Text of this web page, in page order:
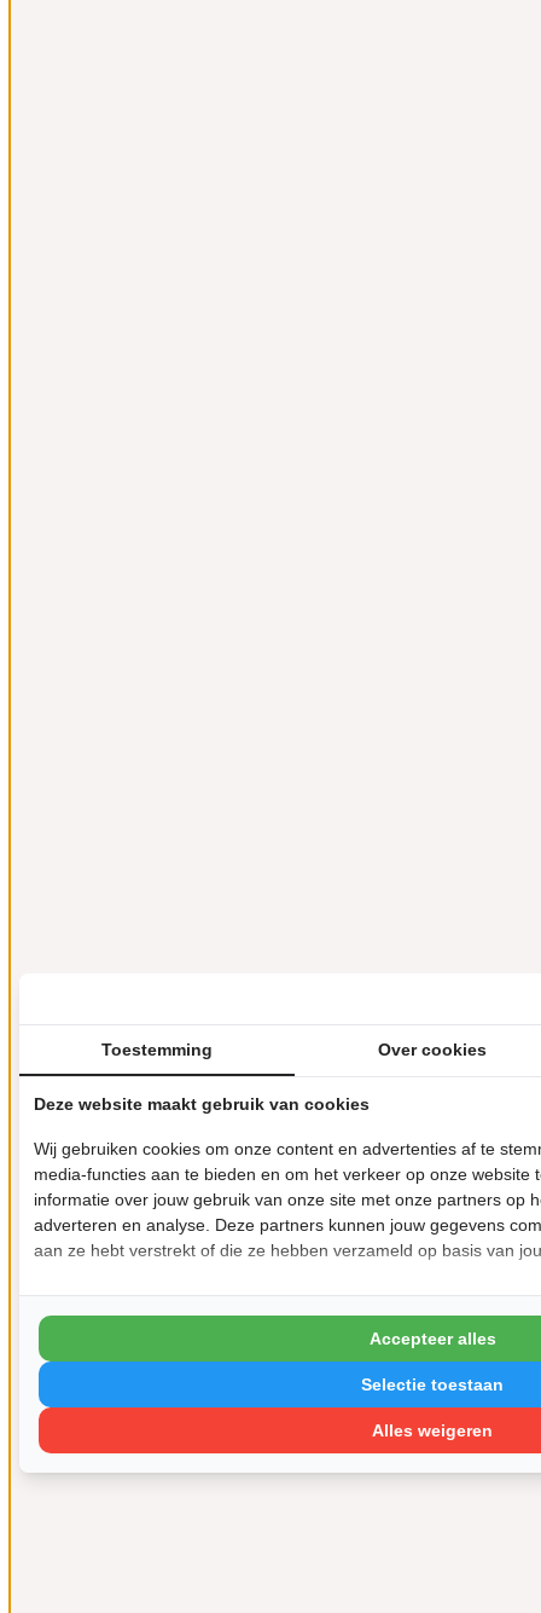
Toestemming Over cookies
Deze website maakt gebruik van cookies
Wij gebruiken cookies om onze content en advertenties af te
media-functies aan te bieden en om het verkeer op onze website
informatie over jouw gebruik van onze site met onze partners op
adverteren en analyse. Deze partners kunnen jouw gegevens
aan ze hebt verstrekt of die ze hebben verzameld op basis van
Alles weigeren
Selectie toestaan
Accepteer alles